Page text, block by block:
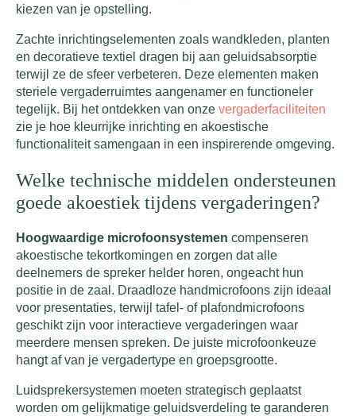
kiezen van je opstelling.
Zachte inrichtingselementen zoals wandkleden, planten
en decoratieve textiel dragen bij aan geluidsabsorptie
terwijl ze de sfeer verbeteren. Deze elementen maken
steriele vergaderruimtes aangenamer en functioneler
tegelijk. Bij het ontdekken van onze vergaderfaciliteiten
zie je hoe kleurrijke inrichting en akoestische
functionaliteit samengaan in een inspirerende omgeving.
Welke technische middelen ondersteunen
goede akoestiek tijdens vergaderingen?
Hoogwaardige microfoonsystemen compenseren
akoestische tekortkomingen en zorgen dat alle
deelnemers de spreker helder horen, ongeacht hun
positie in de zaal. Draadloze handmicrofoons zijn ideaal
voor presentaties, terwijl tafel- of plafondmicrofoons
geschikt zijn voor interactieve vergaderingen waar
meerdere mensen spreken. De juiste microfoonkeuze
hangt af van je vergadertype en groepsgrootte.
Luidsprekersystemen moeten strategisch geplaatst
worden om gelijkmatige geluidsverdeling te garanderen